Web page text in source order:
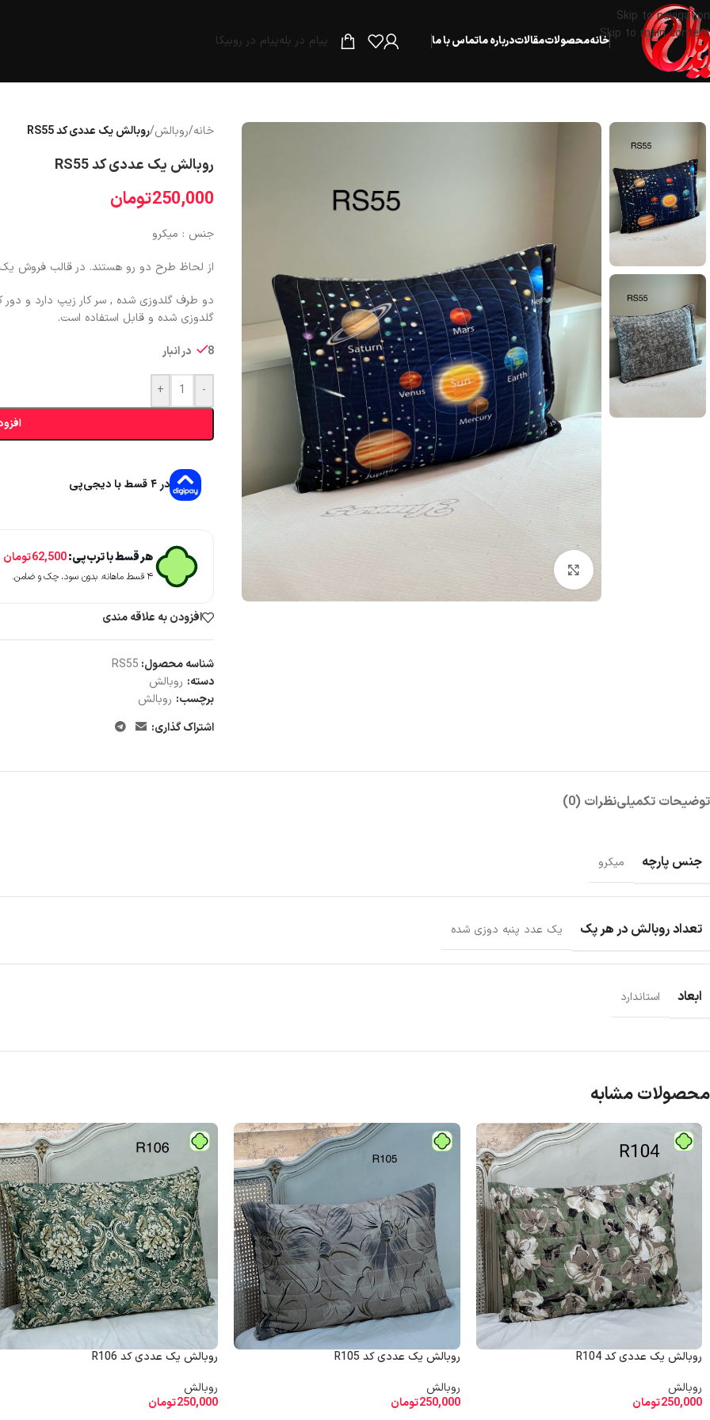
Skip to navigation
Skip to main contentخانهمحصولاتمقالاتدرباره ماتماس با ما پیام در بلهپیام در روبیکا
خانه/روبالش/روبالش یک عددی کد RS55
روبالش یک عددی کد RS55
250,000تومان
جنس : میکرو
از لحاظ طرح دو رو هستند. در قالب فروش
دو طرف گلدوزی شده , سر کار زیپ دارد و
گلدوزی شده و قابل استفاده است.
8 در انبار
-
+
در ۴ قسط با دیجی‌پی
هر قسط با ترب‌پی:62,500تومان
۴ قسط ماهانه. بدون سود، چک و ضامن.
افزودن به علاقه مندی
شناسه محصول: RS55
دسته: روبالش
برچسب: روبالش
اشتراک گذاری:
توضیحات تکمیلینظرات (0)
جنس پارچه میکرو
تعداد روبالش در هر پک یک عدد پنبه دوزی شده
ابعاد استاندارد
محصولات مشابه
روبالش یک عددی کد R104
روبالش
250,000تومان
روبالش یک عددی کد R105
روبالش
250,000تومان
روبالش یک عددی کد R106
روبالش
250,000تومان